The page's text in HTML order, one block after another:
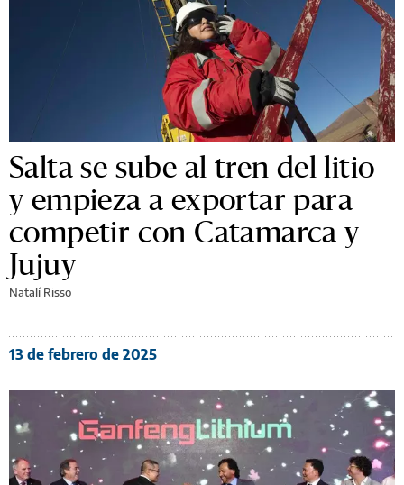
Salta se sube al tren del litio
y empieza a exportar para
competir con Catamarca y
Jujuy
Natalí Risso
13 de febrero de 2025